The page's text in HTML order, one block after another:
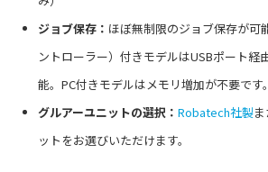
ジョブ保存： ほぼ無制限のジョブ保存が可
ントローラー）付きモデルはUSBポート経
能。PC付きモデルはメモリ増加が不要です。
グルアーユニットの選択： Robatech社製ま
ットをお選びいただけます。